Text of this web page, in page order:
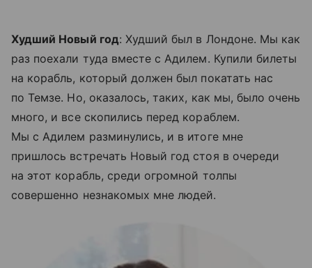
Худший Новый год: Худший был в Лондоне. Мы как
раз поехали туда вместе с Адилем. Купили билеты
на корабль, который должен был покатать нас
по Темзе. Но, оказалось, таких, как мы, было очень
много, и все скопились перед кораблем.
Мы с Адилем разминулись, и в итоге мне
пришлось встречать Новый год стоя в очереди
на этот корабль, среди огромной толпы
совершенно незнакомых мне людей.